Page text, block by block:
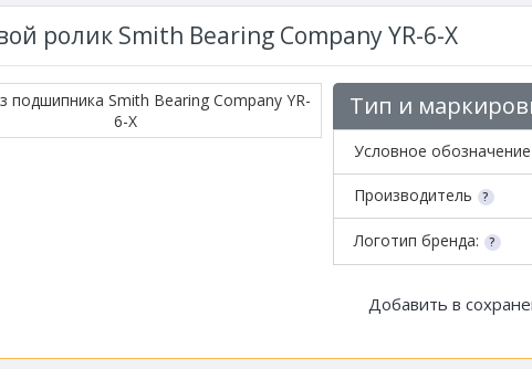
ролик Smith Bearing Company YR-6-X
Тип и
Условное обозначение
Производитель
Логотип бренда:
Добавить в